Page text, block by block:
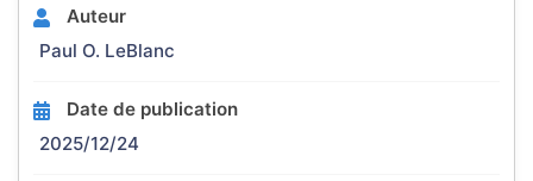
Auteur
Paul O. LeBlanc
Date de publication
2025/12/24